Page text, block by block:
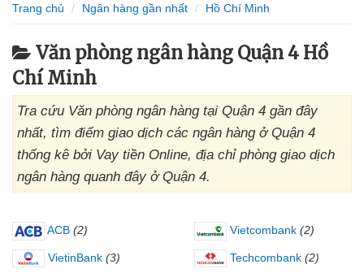
Trang chủ Ngân hàng gần nhất Hồ Chí Minh
Văn phòng ngân hàng Quận 4 Hồ
Chí Minh
Tra cứu Văn phòng ngân hàng tại Quận 4 gần đây
nhất, tìm điểm giao dịch các ngân hàng ở Quận 4
thống kê bởi Vay tiền Online, địa chỉ phòng giao dịch
ngân hàng quanh đây ở Quận 4.
ACB (2) Vietcombank (2)
VietinBank (3) Techcombank (2)